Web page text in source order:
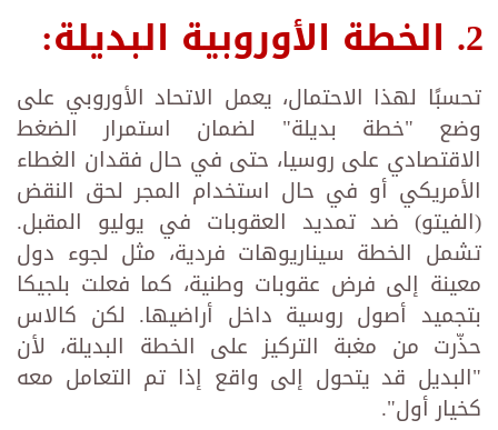
2. الخطة الأوروبية البديلة:
تحسبًا لهذا الاحتمال، يعمل الاتحاد الأوروبي على
وضع "خطة بديلة" لضمان استمرار الضغط
الاقتصادي على روسيا، حتى في حال فقدان الغطاء
الأمريكي أو في حال استخدام المجر لحق النقض
(الفيتو) ضد تمديد العقوبات في يوليو المقبل.
تشمل الخطة سيناريوهات فردية، مثل لجوء دول
معينة إلى فرض عقوبات وطنية، كما فعلت بلجيكا
بتجميد أصول روسية داخل أراضيها. لكن كالاس
حذّرت من مغبة التركيز على الخطة البديلة، لأن
"البديل قد يتحول إلى واقع إذا تم التعامل معه
كخيار أول".